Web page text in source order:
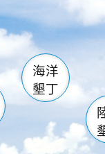
海生館
恆春
龍鑾潭自
瓊麻館
關山
白砂 海洋
墾丁